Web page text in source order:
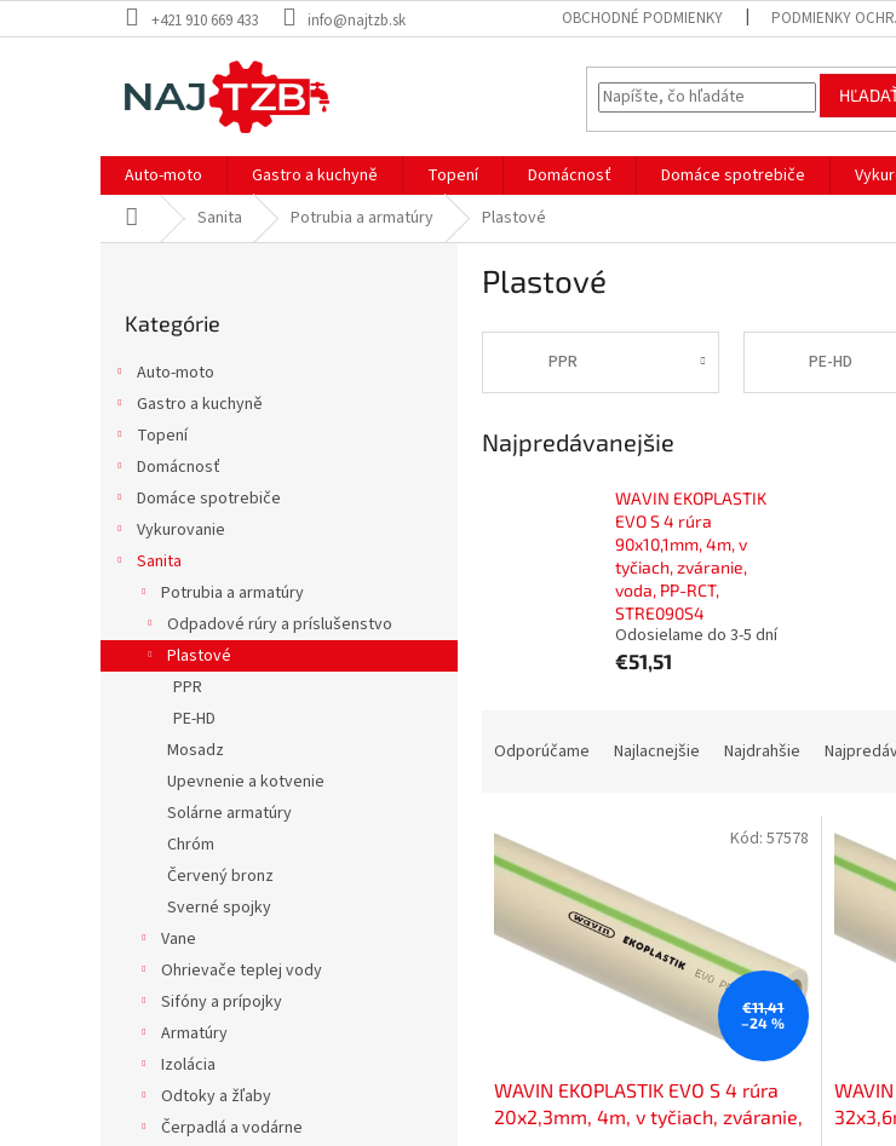
na
+421 910 669 433 info@najtzb.sk OBCHODNÉ PODMIENKY PODMIENKY
Auto-moto Gastro a kuchyně Topení Domácnosť Domáce spotrebiče
DomovSanita Potrubia a armatúry Plastové
kategórie
Kategórie
Auto-moto
Gastro a kuchyně
Topení
Domácnosť
Domáce spotrebiče
Vykurovanie
Sanita
Potrubia a armatúry
Odpadové rúry a príslušenstvo
Plastové
PPR
PE-HD
Mosadz
Upevnenie a kotvenie
Solárne armatúry
Chróm
Červený bronz
Sverné spojky
Vane
Ohrievače teplej vody
Sifóny a prípojky
Armatúry
Izolácia
Odtoky a žľaby
Čerpadlá a vodárne
Plastové
PPR PE-HD
Najpredávanejšie
WAVIN EKOPLASTIK
EVO S 4 rúra
90x10,1mm, 4m, v
tyčiach, zváranie,
voda, PP-RCT,
STRE090S4
Odosielame do 3-5 dní
€51,51
n
Odporúčame Najlacnejšie Najdrahšie
V
€11,41
–24 %
WAVIN EKOPLASTIK EVO S 4 rúra
20x2,3mm, 4m, v tyčiach, zváranie,
Kód: 57578